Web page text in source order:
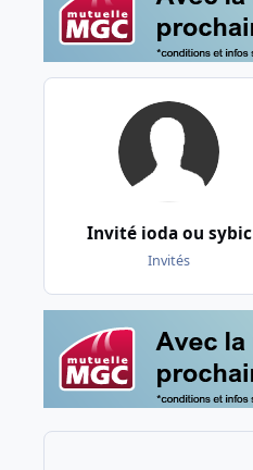
Invité ioda ou sybic
Invités